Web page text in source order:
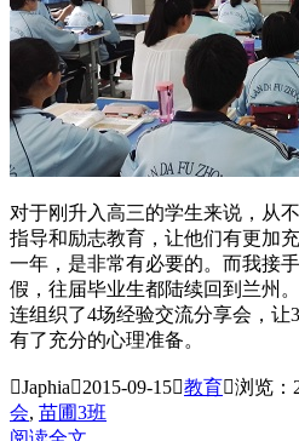
对于刚升入高三的学生来说，从
指导和励志教育，让他们有更加
一年，是非常有必要的。而我接
假，往届毕业生都陆续回到兰州
连组织了4场经验交流分享会，
有了充分的心理准备。
Japhia2015-09-15教育浏览：
会, 苗圃3班